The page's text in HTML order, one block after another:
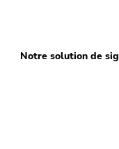
Notre solution de